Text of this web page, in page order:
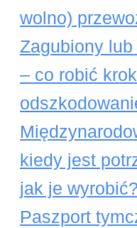
wolno)
Zagubiony
– co robić
kiedy jest
jak je wyrobić?
Paszport